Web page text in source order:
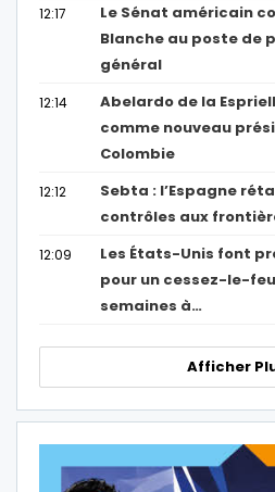
12:17
Le Sénat américain
Blanche au poste de
général
12:14
Abelardo de la
comme nouveau
Colombie
12:12
Sebta : l’Espagne
contrôles aux
12:09
Les États-Unis font
pour un cessez-le-
semaines à…
Afficher